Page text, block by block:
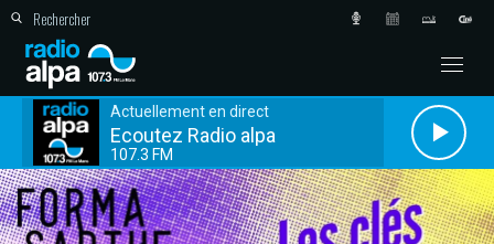
Actuellement en direct
Ecoutez Radio alpa
107.3 FM